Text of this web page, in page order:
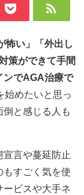
怖い」「外出し
策ができて手間
ンでAGA治療で
始めたいと思っ
と感じる人も
言や蔓延防止
もすごく気を使
ービスや大手ネ